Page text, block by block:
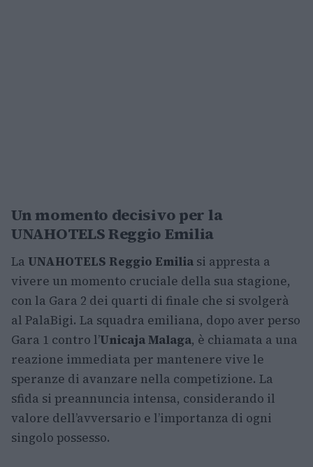
Un momento decisivo per la
UNAHOTELS Reggio Emilia
La UNAHOTELS Reggio Emilia si appresta a
vivere un momento cruciale della sua stagione,
con la Gara 2 dei quarti di finale che si svolgerà
al PalaBigi. La squadra emiliana, dopo aver perso
Gara 1 contro l’Unicaja Malaga, è chiamata a una
reazione immediata per mantenere vive le
speranze di avanzare nella competizione. La
sfida si preannuncia intensa, considerando il
valore dell’avversario e l’importanza di ogni
singolo possesso.